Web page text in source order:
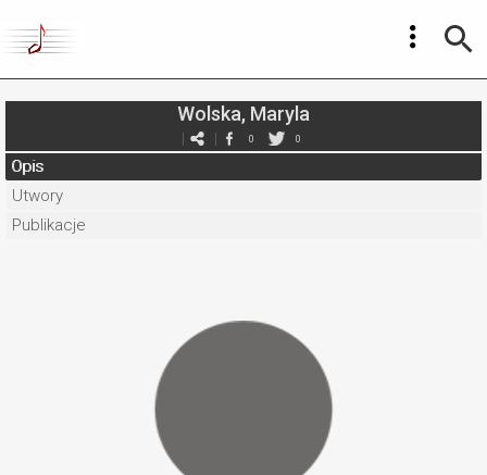
Wolska, Maryla
0 0
Opis
Utwory
Publikacje